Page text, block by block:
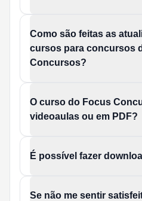
Como são feitas as
cursos para concursos
Concursos?
O curso do Focus
videoaulas ou em PDF?
É possível fazer
Se não me sentir